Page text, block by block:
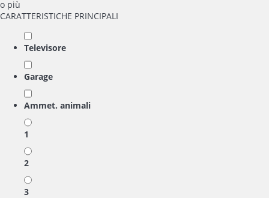
o più
CARATTERISTICHE PRINCIPALI
Televisore
Garage
Ammet. animali
1
2
3